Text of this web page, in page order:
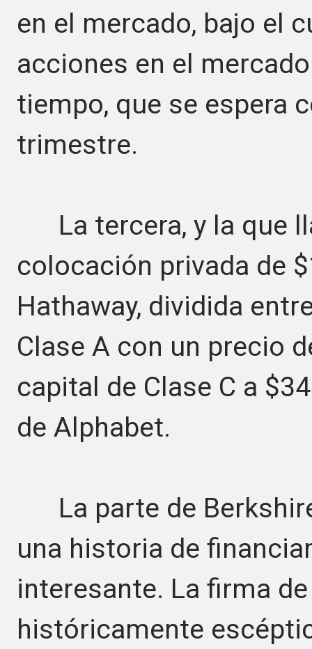
en el mercado, bajo el
acciones en el
tiempo, que se espera
trimestre.
La tercera, y la que
colocación privada de
Hathaway, dividida
Clase A con un precio
capital de Clase C a
de Alphabet.
La parte de
una historia de
interesante. La firma
históricamente